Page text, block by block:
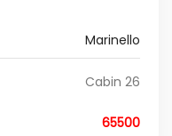
Marinello
Cabin 26
65500